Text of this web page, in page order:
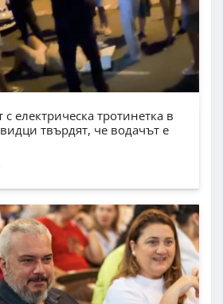
електрическа тротинетка в
твърдят, че водачът е